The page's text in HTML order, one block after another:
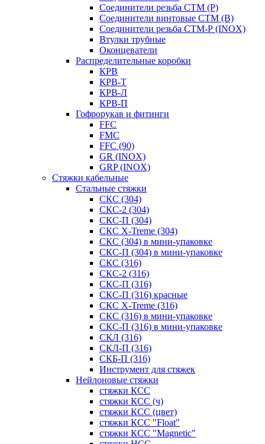
Соединители резьба СТМ (Р)
Соединители винтовые СТМ (В)
Соединители резьба СТМ-Р (INOX)
Втулки трубные
Оконцеватели
Распределительные коробки
КРВ
КРВ-Т
КРВ-Л
КРВ-П
Гофрорукав и фитинги
FFC
FMC
FFC (90)
GR (INOX)
GRP (INOX)
Cтяжки кабельные
Стальные стяжки
СКС (304)
СКС-2 (304)
СКС-П (304)
СКС X-Treme (304)
СКС (304) в мини-упаковке
СКС-П (304) в мини-упаковке
СКС (316)
СКС-2 (316)
СКС-П (316)
СКС-П (316) красные
СКС X-Treme (316)
СКС (316) в мини-упаковке
СКС-П (316) в мини-упаковке
СКЛ (316)
СКЛ-П (316)
СКБ-П (316)
Инструмент для стяжек
Нейлоновые стяжки
стяжки КСС
стяжки КСС (ч)
стяжки КСС (цвет)
стяжки КСС "Float"
стяжки КСС "Magnetic"